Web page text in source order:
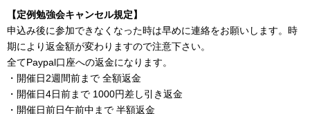
【定例勉強会キャンセル規定】
申込み後に参加できなくなった時は早めに連絡をお願いします。時
期により返金額が変わりますので注意下さい。
全てPaypal口座への返金になります。
・開催日2週間前まで 全額返金
・開催日4日前まで 1000円差し引き返金
・開催日前日午前中まで 半額返金